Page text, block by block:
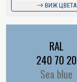
ВИЖ ЦВЕТА
RAL
240 70 20
Sea blue